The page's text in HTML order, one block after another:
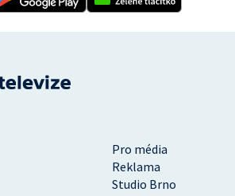
Pro média
Reklama
Studio Brno